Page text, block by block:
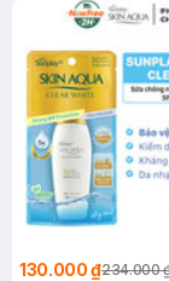
130.000 ₫234.000